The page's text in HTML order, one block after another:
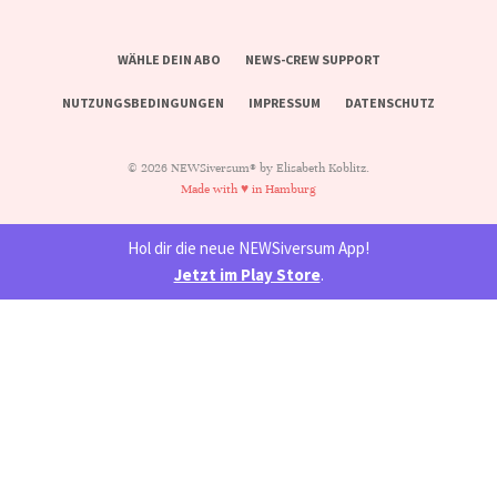
WÄHLE DEIN ABO NEWS-CREW SUPPORT
NUTZUNGSBEDINGUNGEN IMPRESSUM DATENSCHUTZ
© 2026 NEWSiversum® by Elisabeth Koblitz.
Made with ♥ in Hamburg
Hol dir die neue NEWSiversum App!
Jetzt im Play Store.